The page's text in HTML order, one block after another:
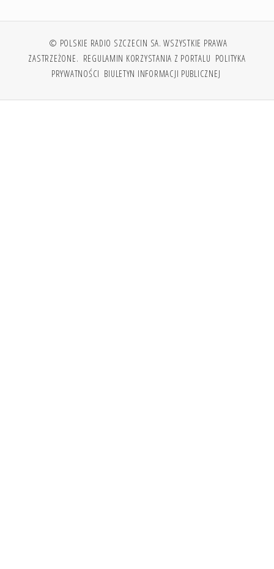
© POLSKIE RADIO SZCZECIN SA. WSZYSTKIE PRAWA
ZASTRZEŻONE. REGULAMIN KORZYSTANIA Z PORTALU POLITYKA
PRYWATNOŚCI BIULETYN INFORMACJI PUBLICZNEJ